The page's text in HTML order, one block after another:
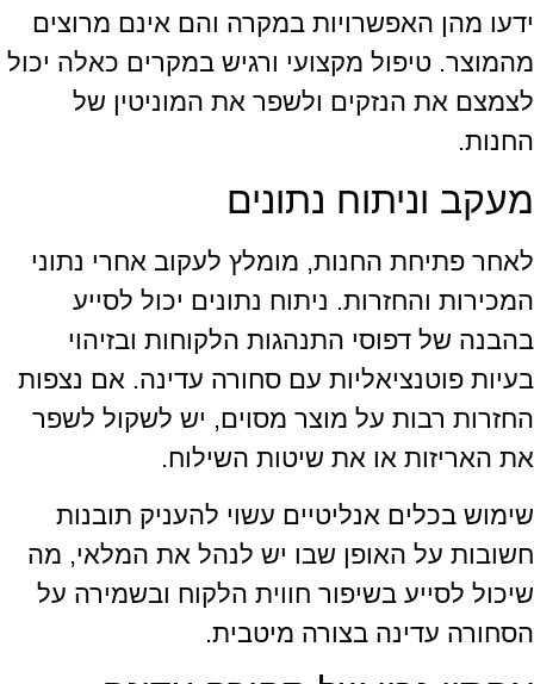
ידעו מהן האפשרויות במקרה והם אינם מרוצים
מהמוצר. טיפול מקצועי ורגיש במקרים כאלה יכול
לצמצם את הנזקים ולשפר את המוניטין של
החנות.
מעקב וניתוח נתונים
לאחר פתיחת החנות, מומלץ לעקוב אחרי נתוני
המכירות והחזרות. ניתוח נתונים יכול לסייע
בהבנה של דפוסי התנהגות הלקוחות ובזיהוי
בעיות פוטנציאליות עם סחורה עדינה. אם נצפות
החזרות רבות על מוצר מסוים, יש לשקול לשפר
את האריזות או את שיטות השילוח.
שימוש בכלים אנליטיים עשוי להעניק תובנות
חשובות על האופן שבו יש לנהל את המלאי, מה
שיכול לסייע בשיפור חווית הלקוח ובשמירה על
הסחורה עדינה בצורה מיטבית.